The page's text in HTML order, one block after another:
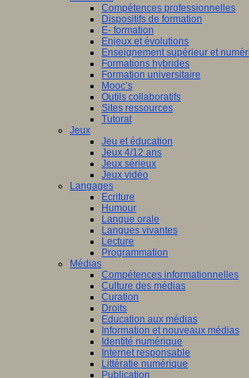
Compétences professionnelles
Dispositifs de formation
E- formation
Enjeux et évolutions
Enseignement supérieur et
Formations hybrides
Formation universitaire
Mooc’s
Outils collaboratifs
Sites ressources
Tutorat
Jeux
Jeu et éducation
Jeux 4/12 ans
Jeux sérieux
Jeux vidéo
Langages
Ecriture
Humour
Langue orale
Langues vivantes
Lecture
Programmation
Médias
Compétences informationnelles
Culture des médias
Curation
Droits
Education aux médias
Information et nouveaux médias
Identité numérique
Internet responsable
Littératie numérique
Publication